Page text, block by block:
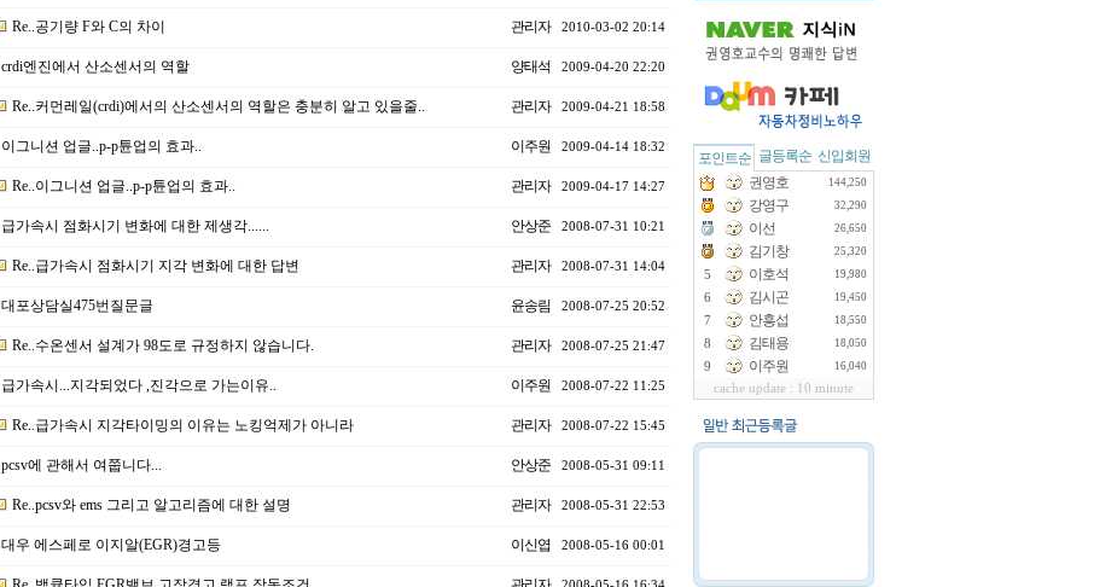
Re..공기량 F와 C의 차이 관리자 2010-03-02 20:14
crdi엔진에서 산소센서의 역할 양태석 2009-04-20 22:20
Re..커먼레일(crdi)에서의 산소센서의 역할은 충분히 알고 있을줄.. 관리자 2009-04-21 18:58
이그니션 업글..p-p튠업의 효과.. 이주원 2009-04-14 18:32
Re..이그니션 업글..p-p튠업의 효과.. 관리자 2009-04-17 14:27
급가속시 점화시기 변화에 대한 제생각...... 안상준 2008-07-31 10:21
Re..급가속시 점화시기 지각 변화에 대한 답변 관리자 2008-07-31 14:04
대포상담실475번질문글 윤송림 2008-07-25 20:52
Re..수온센서 설계가 98도로 규정하지 않습니다. 관리자 2008-07-25 21:47
급가속시...지각되었다 ,진각으로 가는이유.. 이주원 2008-07-22 11:25
Re..급가속시 지각타이밍의 이유는 노킹억제가 아니라 관리자 2008-07-22 15:45
pcsv에 관해서 여쭙니다... 안상준 2008-05-31 09:11
Re..pcsv와 ems 그리고 알고리즘에 대한 설명 관리자 2008-05-31 22:53
대우 에스페로 이지알(EGR)경고등 이신엽 2008-05-16 00:01
포인트순 글등록순 신입회원
권영호
144,250
강영구 32,290
이선 26,650
김기창 25,320
5 이호석 19,980
6 김시곤 19,450
7 안흥섭 18,550
8 김태용 18,050
9 이주원 16,040
cache update : 10 minute